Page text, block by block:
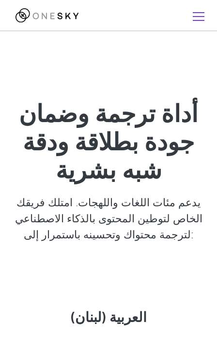
أداة ترجمة وضمان
جودة بطلاقة ودقة
شبه بشرية
يدعم مئات اللغات واللهجات. امتلك فريقك
الخاص لتوطين المحتوى بالذكاء الاصطناعي
لترجمة محتواك وتحسينه باستمرار إلى:
العربية (لبنان)